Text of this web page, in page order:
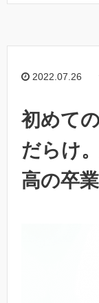
2022.07.26
初めて
だらけ
高の卒